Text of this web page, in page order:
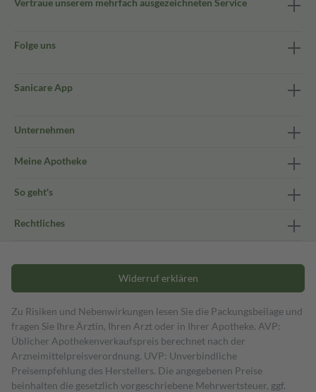
Vertraue unserem mehrfach ausgezeichneten Service
Folge uns
Sanicare App
Unternehmen
Meine Apotheke
So geht's
Rechtliches
Widerruf erklären
Zu Risiken und Nebenwirkungen lesen Sie die Packungsbeilage und
fragen Sie Ihre Ärztin, Ihren Arzt oder in Ihrer Apotheke. AVP:
Üblicher Apothekenverkaufspreis berechnet nach der
Arzneimittelpreisverordnung. UVP: Unverbindliche
Preisempfehlung des Herstellers. Die angegebenen Preise
beinhalten die gesetzlich vorgeschriebene Mehrwertsteuer, ggf.